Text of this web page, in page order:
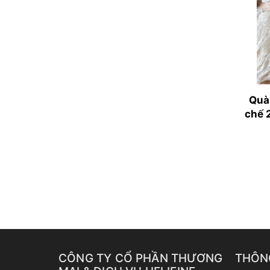
chế
CÔNG TY CỔ PHẦN THƯƠNG